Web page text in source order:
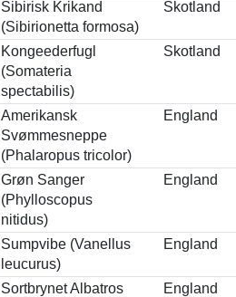
Sibirisk Krikand
(Sibirionetta formosa)
Skotland
Kongeederfugl
(Somateria
spectabilis)
Skotland
Amerikansk
Svømmesneppe
(Phalaropus tricolor)
England
Grøn Sanger
(Phylloscopus
nitidus)
England
Sumpvibe (Vanellus
leucurus)
England
Sortbrynet Albatros
England